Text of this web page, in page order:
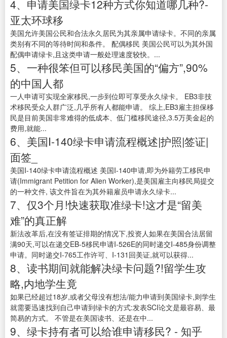
4、申请美国绿卡12种方式你知道哪几种?-
亚太环球移
美国允许美国公民和合法永久居民为其亲属申请绿卡。不同的亲属
类别有不同的等待时间和条件。 配偶移民 美国公民可以为其外国
配偶申请绿卡,且这类申请一般处理速度较快。...
5、一种很笨但可以移民美国的“偏方”,90%
的中国人都
一人申请可实现全家移民,一步到位即可享受永久绿卡。 EB3非技
术移民受众人群广泛,几乎所有人都能申请。 综上,EB3雇主担保移
民是目前美国非常难得的低成本、低门槛移民途径,3.5万美金起的
费用,就能...
6、美国I-140绿卡申请流程概述|护照|签证|
面签_
美国I-140绿卡申请流程概述 美国I-140申请,即为外籍劳工移民申
请(Immigrant Petition for Alien Worker),是美国雇主向移民局提交
的一种文件, 该文件旨在为其外籍雇员申请永久绿卡...
7、仅3个月!快速获取准绿卡!这才是“留美
难”的真正解
新法改革后,在没有签证排期的情况下,投资人如果在美国合法居留
满90天,可以在递交EB-5移民申请I-526E的同时递交I-485身份调整
申请。同时递交I-765工作许可、I-131回美证,就可以获得...
8、读书期间就能解决绿卡问题?!留学生攻
略,内地学生竟
如果已经超过18岁,或者父母没有想法/能力申请到美国绿卡,则学生
就需要迅速找到自己申请到绿卡的方式:发表SCI论文是最容易、最
简易的方式。 不管是在美国读书、还是在中...
9、绿卡持有者可以给谁申请移民? - 知乎